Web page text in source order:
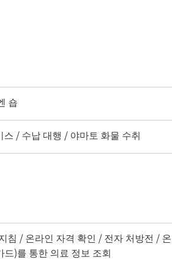
숍
/ 수납 대행 / 야마토 화물 수취
침 / 온라인 자격 확인 / 전자 처방전 /
)를 통한 의료 정보 조회